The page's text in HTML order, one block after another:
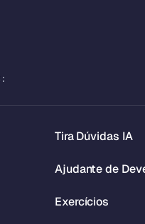
Tira Dúvidas IA
Ajudante de
Exercícios